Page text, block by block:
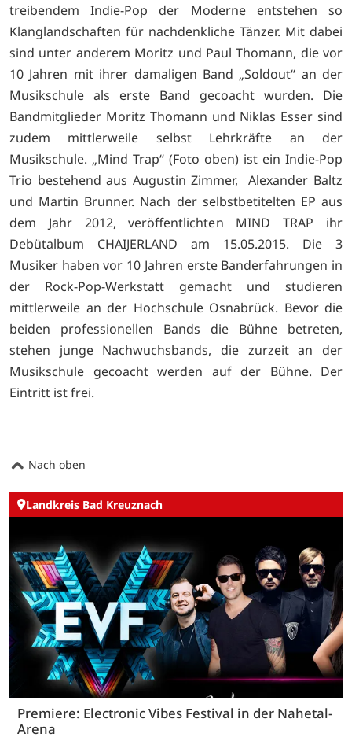
treibendem Indie-Pop der Moderne entstehen so
Klanglandschaften für nachdenkliche Tänzer. Mit dabei
sind unter anderem Moritz und Paul Thomann, die vor
10 Jahren mit ihrer damaligen Band „Soldout“ an der
Musikschule als erste Band gecoacht wurden. Die
Bandmitglieder Moritz Thomann und Niklas Esser sind
zudem mittlerweile selbst Lehrkräfte an der
Musikschule. „Mind Trap“ (Foto oben) ist ein Indie-Pop
Trio bestehend aus Augustin Zimmer, Alexander Baltz
und Martin Brunner. Nach der selbstbetitelten EP aus
dem Jahr 2012, veröffentlichten MIND TRAP ihr
Debütalbum CHAIJERLAND am 15.05.2015. Die 3
Musiker haben vor 10 Jahren erste Banderfahrungen in
der Rock-Pop-Werkstatt gemacht und studieren
mittlerweile an der Hochschule Osnabrück. Bevor die
beiden professionellen Bands die Bühne betreten,
stehen junge Nachwuchsbands, die zurzeit an der
Musikschule gecoacht werden auf der Bühne. Der
Eintritt ist frei.
Nach oben
Landkreis Bad Kreuznach
Premiere: Electronic Vibes Festival in der Nahetal-
Arena